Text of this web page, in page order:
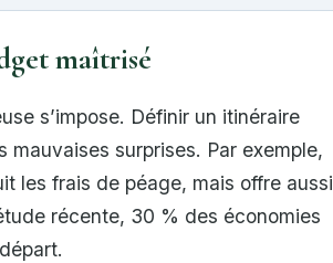
maîtrisé
s’impose. Définir un itinéraire
mauvaises surprises. Par exemple,
les frais de péage, mais offre aussi
récente, 30 % des économies